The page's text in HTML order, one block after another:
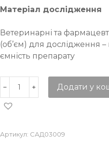
Матеріал дослідження
Ветеринарні та
(об’єм) для дослідження
ємність препарату
Додати у
Артикул: САД03009